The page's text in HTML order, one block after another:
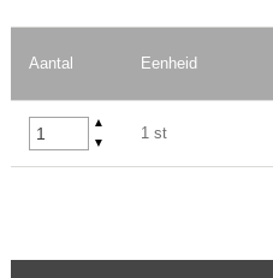
Aantal Eenheid
▲
▼
1 st